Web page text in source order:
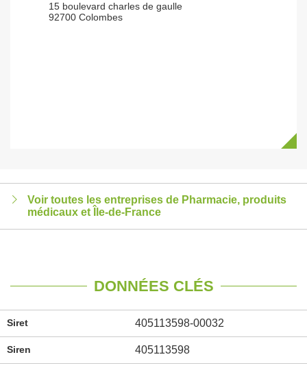
15 boulevard charles de gaulle
92700 Colombes
Voir toutes les entreprises de Pharmacie, produits
médicaux et Île-de-France
DONNÉES CLÉS
Siret 405113598-00032
Siren 405113598